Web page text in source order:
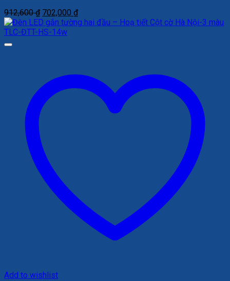
912,600₫ Giá
gốc
là:
702,000 ₫Giá
hiện
Add to wishlist